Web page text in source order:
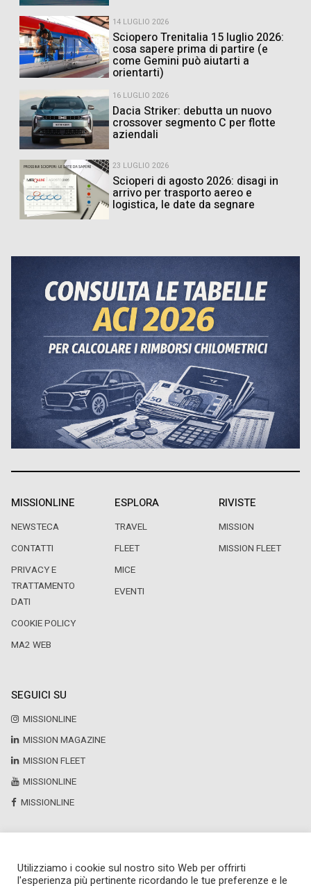
14 LUGLIO 2026
Sciopero Trenitalia 15 luglio 2026:
cosa sapere prima di partire (e
come Gemini può aiutarti a
orientarti)
16 LUGLIO 2026
Dacia Striker: debutta un nuovo
crossover segmento C per flotte
aziendali
23 LUGLIO 2026
Scioperi di agosto 2026: disagi in
arrivo per trasporto aereo e
logistica, le date da segnare
MISSIONLINE
NEWSTECA
CONTATTI
PRIVACY E
TRATTAMENTO
DATI
COOKIE POLICY
MA2 WEB
ESPLORA
TRAVEL
FLEET
MICE
EVENTI
RIVISTE
MISSION
MISSION FLEET
SEGUICI SU
MISSIONLINE
MISSION MAGAZINE
MISSION FLEET
MISSIONLINE
MISSIONLINE
Copyright © 2025 by Newsteca
P.Iva 13171520151
Utilizziamo i cookie sul nostro sito Web per offrirti
l'esperienza più pertinente ricordando le tue preferenze e le